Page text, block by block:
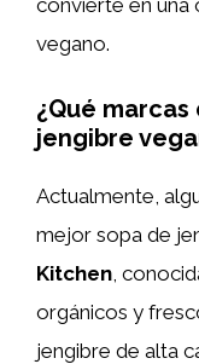
convierte en una
vegano.
¿Qué
jengibre
Actualmente,
mejor sopa de
Kitchen ,
orgánicos y
jengibre de alta